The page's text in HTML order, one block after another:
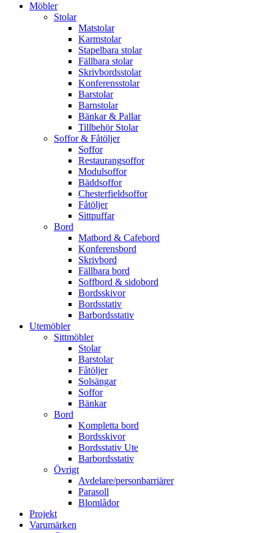
Möbler
Stolar
Matstolar
Karmstolar
Stapelbara stolar
Fällbara stolar
Skrivbordsstolar
Konferensstolar
Barstolar
Barnstolar
Bänkar & Pallar
Tillbehör Stolar
Soffor & Fåtöljer
Soffor
Restaurangsoffor
Modulsoffor
Bäddsoffor
Chesterfieldsoffor
Fåtöljer
Sittpuffar
Bord
Matbord & Cafebord
Konferensbord
Skrivbord
Fällbara bord
Soffbord & sidobord
Bordsskivor
Bordsstativ
Barbordsstativ
Utemöbler
Sittmöbler
Stolar
Barstolar
Fåtöljer
Solsängar
Soffor
Bänkar
Bord
Kompletta bord
Bordsskivor
Bordsstativ Ute
Barbordsstativ
Övrigt
Avdelare/personbarriärer
Parasoll
Blomlådor
Projekt
Varumärken